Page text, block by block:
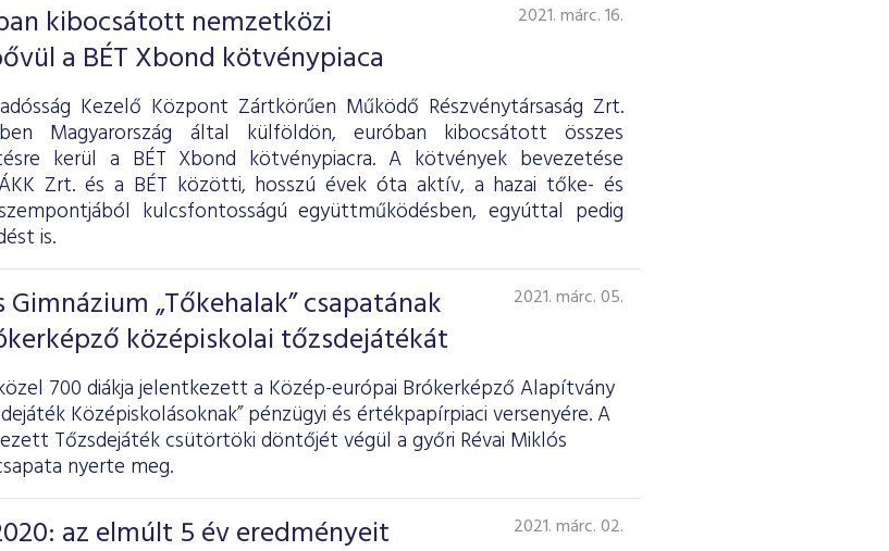
kibocsátott nemzetközi
a BÉT Xbond kötvénypiaca
2021. márc. 16.
Kezelő Központ Zártkörűen Működő Részvénytársaság Zrt.
Magyarország által külföldön, euróban kibocsátott összes
kerül a BÉT Xbond kötvénypiacra. A kötvények bevezetése
Zrt. és a BÉT közötti, hosszú évek óta aktív, a hazai tőke- és
kulcsfontosságú együttműködésben, egyúttal pedig
is.
„Tőkehalak” csapatának
középiskolai tőzsdejátékát
2021. márc. 05.
700 diákja jelentkezett a Közép-európai Brókerképző Alapítvány
Középiskolásoknak” pénzügyi és értékpapírpiaci versenyére. A
Tőzsdejáték csütörtöki döntőjét végül a győri Révai Miklós
nyerte meg.
az elmúlt 5 év eredményeit
2021. márc. 02.